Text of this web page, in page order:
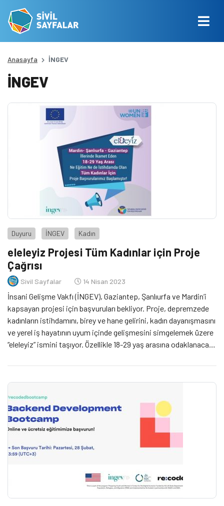
Anasayfa İNGEV
İNGEV
Duyuru İNGEV Kadın
eleleyiz Projesi Tüm Kadınlar için Proje
Çağrısı
Sivil Sayfalar 14 Nisan 2023
İnsani Gelişme Vakfı (İNGEV), Gaziantep, Şanlıurfa ve Mardin’i
kapsayan projesi için başvuruları bekliyor. Proje, depremzede
kadınların istihdamını, birey ve hane gelirini, kadın dayanışmasını
ve yerel iş hayatının uyum içinde gelişmesini simgelemek üzere
“eleleyiz” ismini taşıyor. Özellikle 18-29 yaş arasına odaklanacak
dünyası örgütleri, kamu temsilcileri, üniversiteler ve diğer
paydaşlarla iş birliği ile gerçekleşecek. İhtiyaç analizleri,
üç ildeki istihdama katkı yapması hedefleniyor.